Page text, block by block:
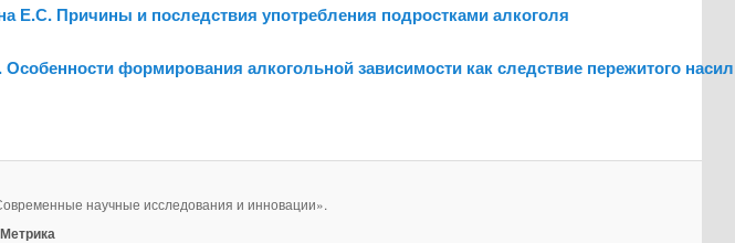
Причины и последствия употребления подростками алкоголя
формирования алкогольной зависимости как следствие пережитого
научные исследования и инновации».